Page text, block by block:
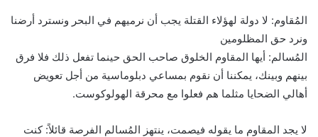
المُقاوم: لا دولة لهؤلاء القتلة يجب أن نرميهم في البحر ونسترد أرضنا
ونرد حق المظلومين
المُسالم: أيها المقاوم الخلوق صاحب الحق حينما تفعل ذلك فلا فرق
بينهم وبينك، يمكننا أن نقوم بمساعي دبلوماسية من أجل تعويض
أهالي الضحايا مثلما هم فعلوا مع محرقة الهولوكوست.
لا يجد المقاوم ما يقوله فيصمت، ينتهز المُسالم الفرصة قائلاً: كنت